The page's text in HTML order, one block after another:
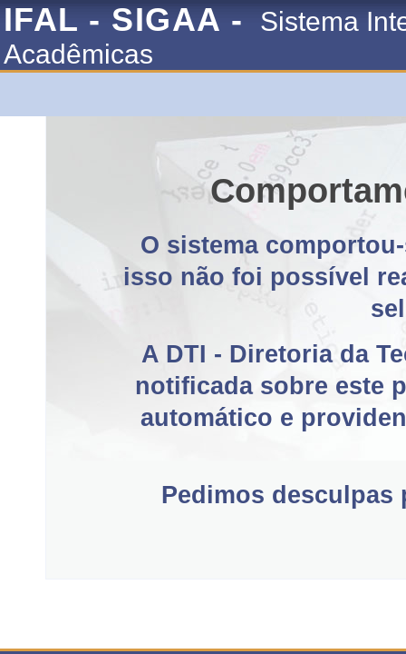
IFAL - SIGAA -
Sistema
Acadêmicas
O sistema
isso não foi possível
A DTI - Diretoria da
notificada sobre este
automático e
Pedimos